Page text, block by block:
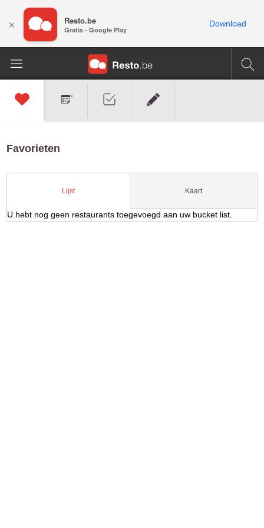
Favorieten
Lijst Kaart
U hebt nog geen restaurants toegevoegd aan uw bucket list.
× Resto.be
Gratis - Google Play
Download